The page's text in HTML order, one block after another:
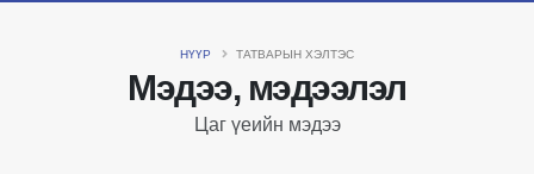
Мэдээ, мэдээлэл
Цаг үеийн мэдээ
НҮҮР ТАТВАРЫН ХЭЛТЭС